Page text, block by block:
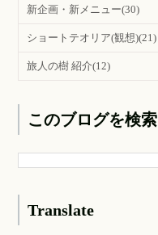
新企画・新メニュー(30)
ショートテオリア(観想)(21)
旅人の樹 紹介(12)
このブログを検索
Translate